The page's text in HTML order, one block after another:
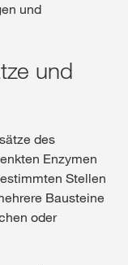
und
und
des
Enzymen
Stellen
Bausteine
oder